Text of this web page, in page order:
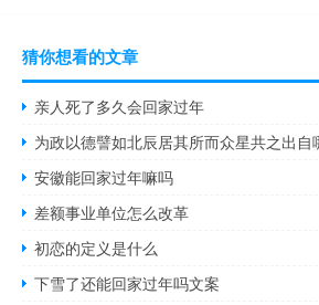
猜你想看的文章
亲人死了多久会回家过年
安徽能回家过年嘛吗
差额事业单位怎么改革
初恋的定义是什么
下雪了还能回家过年吗文案